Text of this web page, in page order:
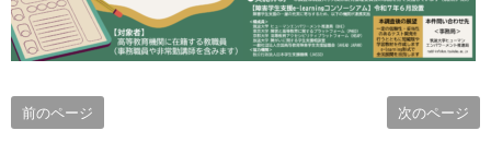
前のページ 次のページ